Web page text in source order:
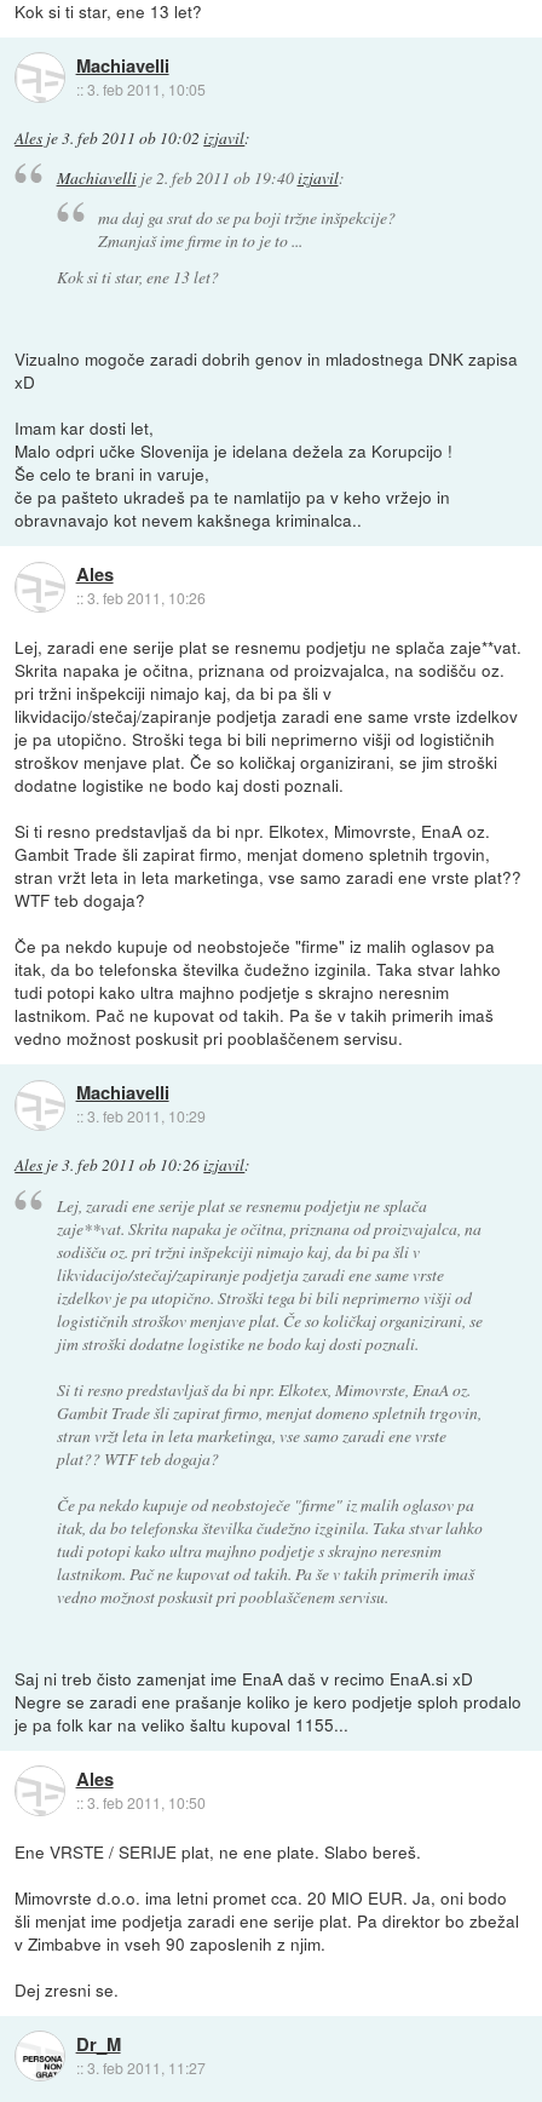
Kok si ti star, ene 13 let?
Machiavelli
::3. feb 2011, 10:05
Ales je3. feb 2011 ob 10:02 izjavil:
Machiavellije2. feb 2011 ob 19:40izjavil:
ma daj ga srat do se pa boji tržne inšpekcije?
Zmanjaš ime firme in to je to ...
Kok si ti star, ene 13 let?
Vizualno mogoče zaradi dobrih genov in mladostnega DNK zapisa
xD
Imam kar dosti let,
Malo odpri učke Slovenija je idelana dežela za Korupcijo !
Še celo te brani in varuje,
če pa pašteto ukradeš pa te namlatijo pa v keho vržejo in
obravnavajo kot nevem kakšnega kriminalca..
Ales
::3. feb 2011, 10:26
Lej, zaradi ene serije plat se resnemu podjetju ne splača zaje**vat.
Skrita napaka je očitna, priznana od proizvajalca, na sodišču oz.
pri tržni inšpekciji nimajo kaj, da bi pa šli v
likvidacijo/stečaj/zapiranje podjetja zaradi ene same vrste izdelkov
je pa utopično. Stroški tega bi bili neprimerno višji od logističnih
stroškov menjave plat. Če so količkaj organizirani, se jim stroški
dodatne logistike ne bodo kaj dosti poznali.
Si ti resno predstavljaš da bi npr. Elkotex, Mimovrste, EnaA oz.
Gambit Trade šli zapirat firmo, menjat domeno spletnih trgovin,
stran vržt leta in leta marketinga, vse samo zaradi ene vrste plat??
WTF teb dogaja?
Če pa nekdo kupuje od neobstoječe "firme" iz malih oglasov pa
itak, da bo telefonska številka čudežno izginila. Taka stvar lahko
tudi potopi kako ultra majhno podjetje s skrajno neresnim
lastnikom. Pač ne kupovat od takih. Pa še v takih primerih imaš
vedno možnost poskusit pri pooblaščenem servisu.
Machiavelli
::3. feb 2011, 10:29
Ales je3. feb 2011 ob 10:26izjavil:
Lej, zaradi ene serije plat se resnemu podjetju ne splača
zaje**vat. Skrita napaka je očitna, priznana od proizvajalca, na
sodišču oz. pri tržni inšpekciji nimajo kaj, da bi pa šli v
likvidacijo/stečaj/zapiranje podjetja zaradi ene same vrste
izdelkov je pa utopično. Stroški tega bi bili neprimerno višji od
logističnih stroškov menjave plat. Če so količkaj organizirani, se
jim stroški dodatne logistike ne bodo kaj dosti poznali.
Si ti resno predstavljaš da bi npr. Elkotex, Mimovrste, EnaA oz.
Gambit Trade šli zapirat firmo, menjat domeno spletnih trgovin,
stran vržt leta in leta marketinga, vse samo zaradi ene vrste
plat?? WTF teb dogaja?
Če pa nekdo kupuje od neobstoječe "firme" iz malih oglasov pa
itak, da bo telefonska številka čudežno izginila. Taka stvar lahko
tudi potopi kako ultra majhno podjetje s skrajno neresnim
lastnikom. Pač ne kupovat od takih. Pa še v takih primerih imaš
vedno možnost poskusit pri pooblaščenem servisu.
Saj ni treb čisto zamenjat ime EnaA daš v recimo EnaA.si xD
Negre se zaradi ene prašanje koliko je kero podjetje sploh prodalo
je pa folk kar na veliko šaltu kupoval 1155...
Ales
::3. feb 2011, 10:50
Ene VRSTE / SERIJE plat, ne ene plate. Slabo bereš.
Mimovrste d.o.o. ima letni promet cca. 20 MIO EUR. Ja, oni bodo
šli menjat ime podjetja zaradi ene serije plat. Pa direktor bo zbežal
v Zimbabve in vseh 90 zaposlenih z njim.
Dej zresni se.
Dr_M
::3. feb 2011, 11:27